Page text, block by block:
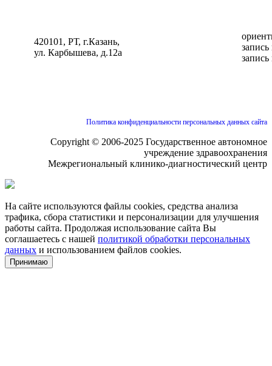
420101, РТ, г.Казань,
ул. Карбышева, д.12а
Политика конфиденциальности персональных данных сайта
Copyright © 2006-2025 Государственное автономное
учреждение здравоохранения
Межрегиональный клинико-диагностический центр
На сайте используются файлы cookies, средства анализа
трафика, сбора статистики и персонализации для улучшения
работы сайта. Продолжая использование сайта Вы
соглашаетесь с нашей политикой обработки персональных
данных и использованием файлов cookies.
Принимаю